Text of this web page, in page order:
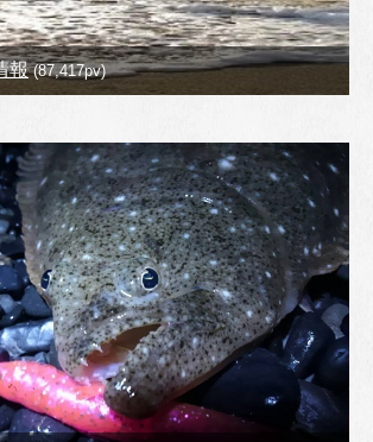
報(87,417pv)